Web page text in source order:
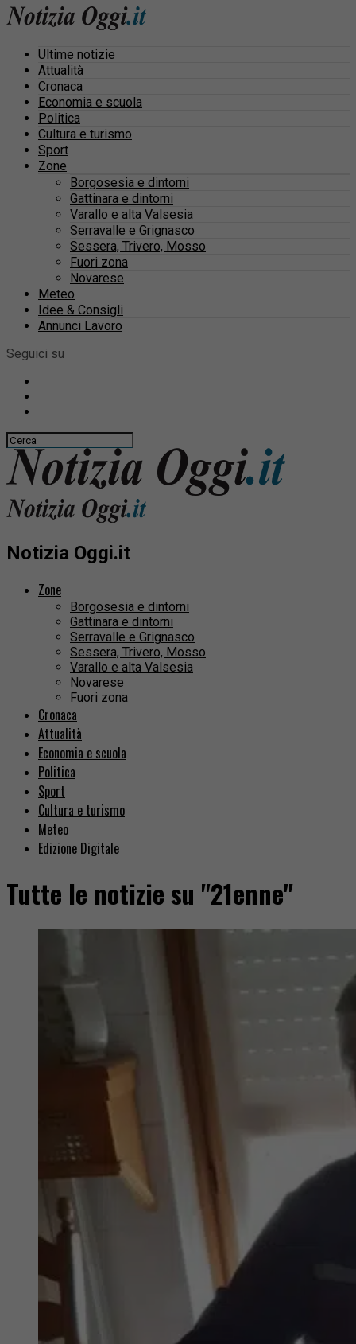
Ultime notizie
Attualità
Cronaca
Economia e scuola
Politica
Cultura e turismo
Sport
Zone
Borgosesia e dintorni
Gattinara e dintorni
Varallo e alta Valsesia
Serravalle e Grignasco
Sessera, Trivero, Mosso
Fuori zona
Novarese
Meteo
Idee & Consigli
Annunci Lavoro
Seguici su
Notizia Oggi.it
Zone
Borgosesia e dintorni
Gattinara e dintorni
Serravalle e Grignasco
Sessera, Trivero, Mosso
Varallo e alta Valsesia
Novarese
Fuori zona
Cronaca
Attualità
Economia e scuola
Politica
Sport
Cultura e turismo
Meteo
Edizione Digitale
Tutte le notizie su "21enne"